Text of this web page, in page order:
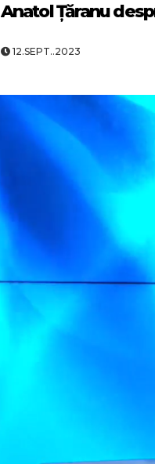
Anatol Țăranu
12.SEPT..2023